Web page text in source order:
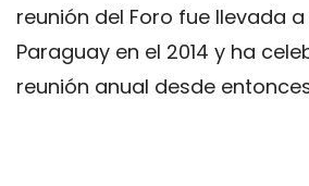
reunión del Foro fue llevada
Paraguay en el 2014 y ha
reunión anual desde